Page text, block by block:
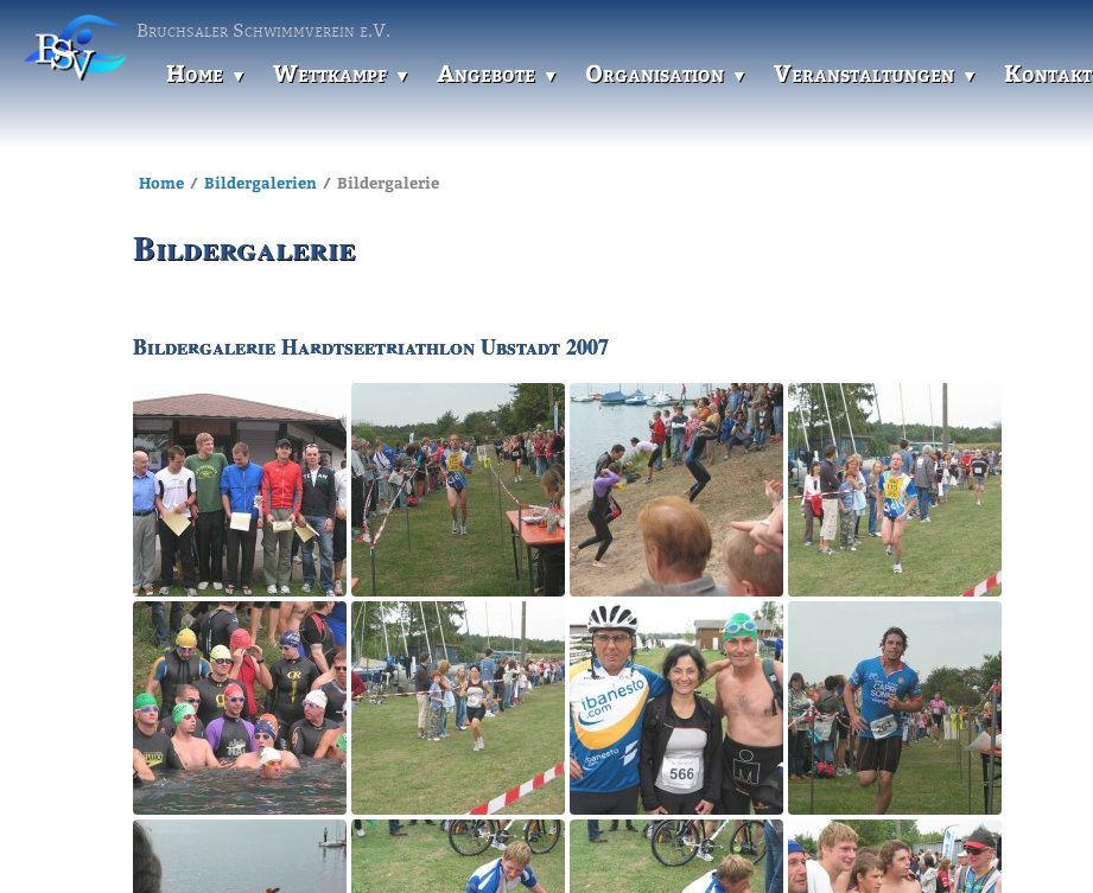
Bruchsaler Schwimmverein e.V.
Home Wettkampf Angebote Organisation Veranstaltungen Kontakt
Home Bildergalerien Bildergalerie
Bildergalerie
Bildergalerie Hardtseetriathlon Ubstadt 2007